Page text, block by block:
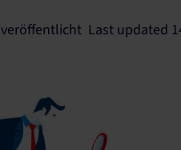
veröffentlicht Last updated